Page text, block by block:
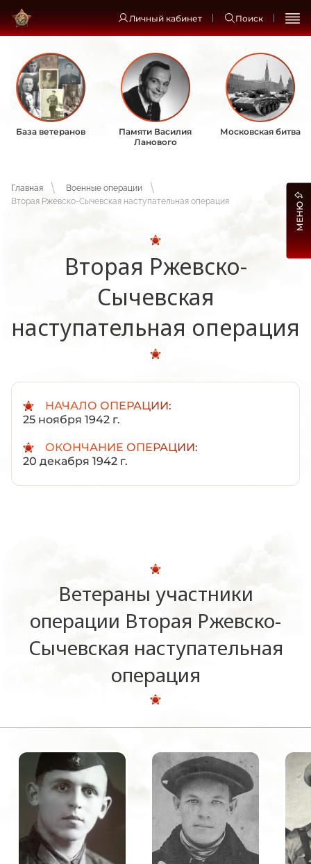
Личный кабинет Поиск
База ветеранов
Памяти Василия
Ланового
Московская битва
Главная
Военные операции
Вторая Ржевско-Сычевская наступательная операция
Вторая Ржевско-
Сычевская
наступательная операция
НАЧАЛО ОПЕРАЦИИ:
25 ноября 1942 г.
ОКОНЧАНИЕ ОПЕРАЦИИ:
20 декабря 1942 г.
Ветераны участники
операции Вторая Ржевско-
Сычевская наступательная
операция
МЕНЮ